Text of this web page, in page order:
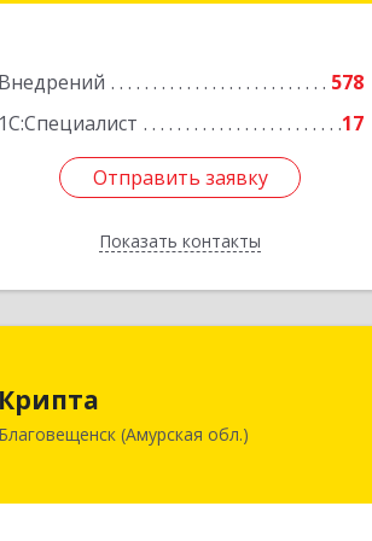
Внедрений
578
1С:Специалист
17
Отправить заявку
Показать контакты
оф.202
Отправить заявку
Назад
Крипта
Благовещенск (Амурская обл.)
675000, Амурская обл, Благовещенск
г, Амурская ул, дом № 236, оф.7-8
Подробнее